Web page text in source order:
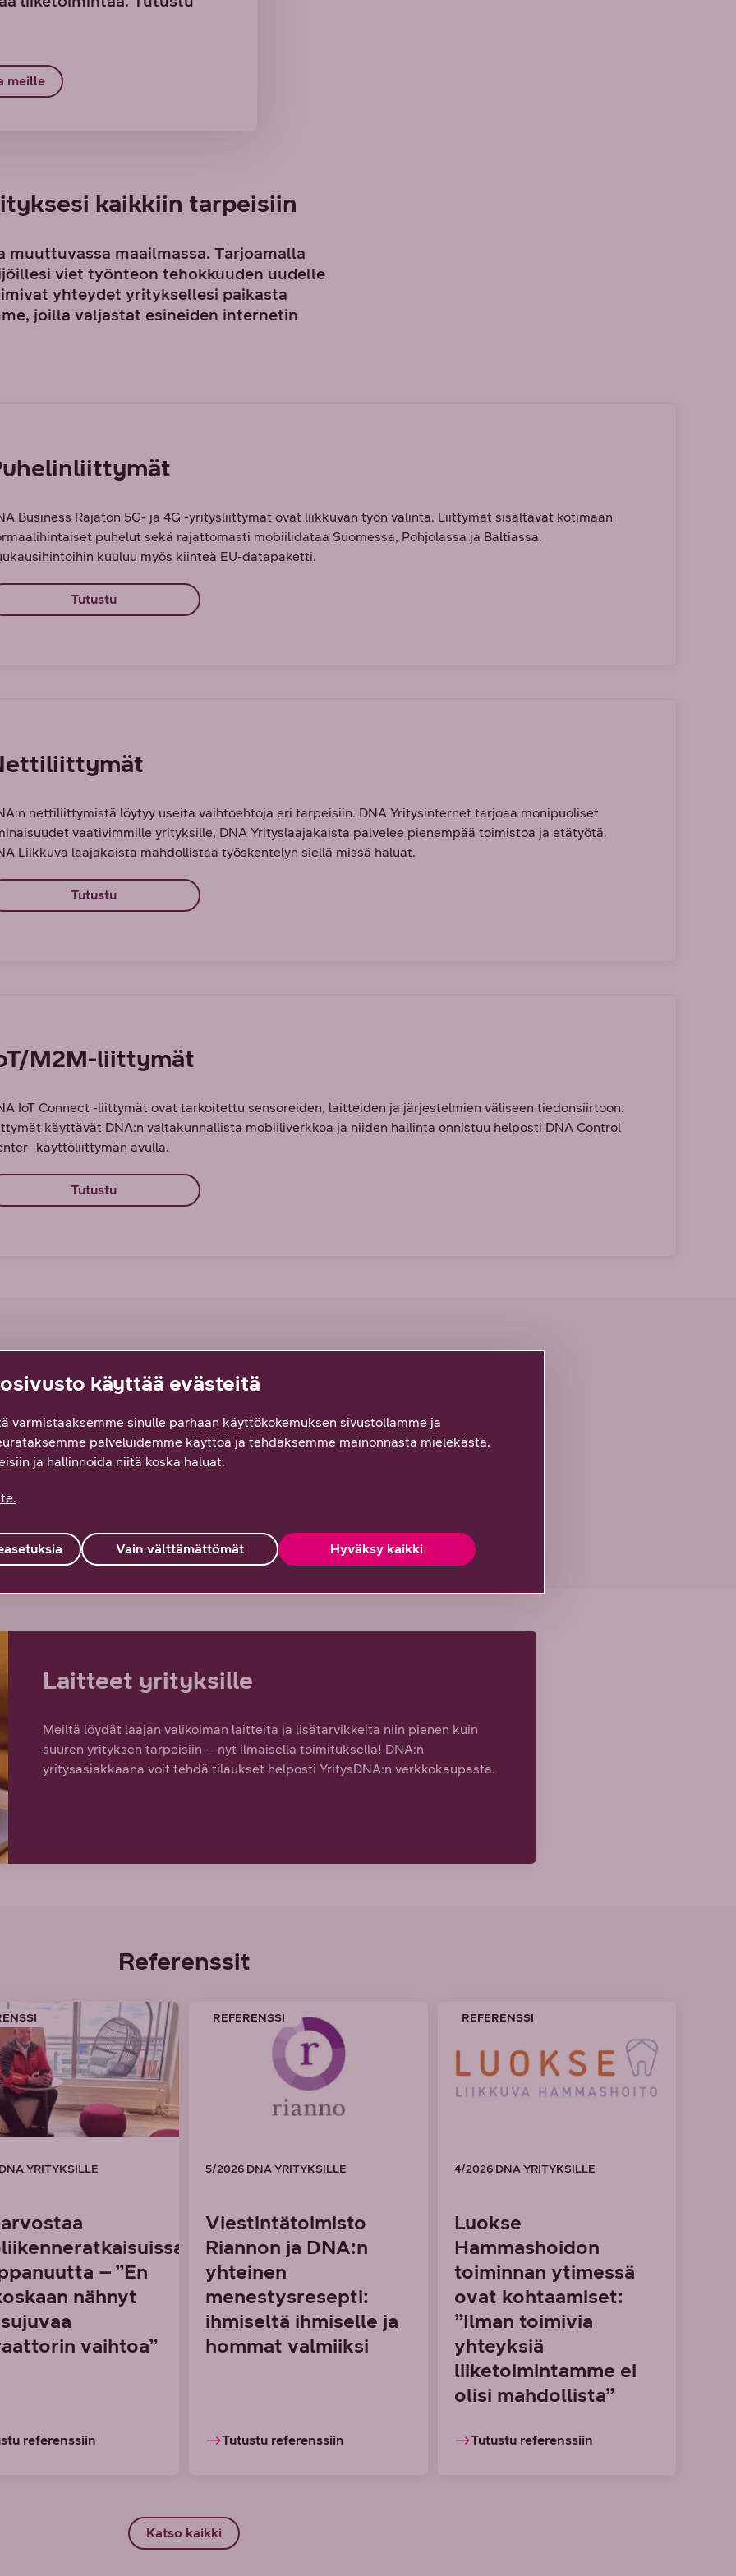
meille
kaikkiin tarpeisiin
maailmassa. Tarjoamalla
viet työnteon tehokkuuden uudelle
yhteydet yrityksellesi paikasta
joilla valjastat esineiden internetin
Business Rajaton 5G- ja 4G -yritysliittymät ovat liikkuvan työn valinta. Liittymät sisältävät kotimaan
puhelut sekä rajattomasti mobiilidataa Suomessa, Pohjolassa ja Baltiassa.
kuuluu myös kiinteä EU-datapaketti.
Tutustu
nettiliittymistä löytyy useita vaihtoehtoja eri tarpeisiin. DNA Yritysinternet tarjoaa monipuoliset
vaativimmille yrityksille, DNA Yrityslaajakaista palvelee pienempää toimistoa ja etätyötä.
Liikkuva laajakaista mahdollistaa työskentelyn siellä missä haluat.
Tutustu
M2M-liittymät
IoT Connect -liittymät ovat tarkoitettu sensoreiden, laitteiden ja järjestelmien väliseen tiedonsiirtoon.
käyttävät DNA:n valtakunnallista mobiiliverkkoa ja niiden hallinta onnistuu helposti DNA Control
-käyttöliittymän avulla.
Tutustu
kysymykset liittymistä
sopivan liittymän?
liittymiin on saatavilla?
Laitteet yrityksille
Meiltä löydät laajan valikoiman laitteita ja lisätarvikkeita niin pienen kuin
suuren yrityksen tarpeisiin – nyt ilmaisella toimituksella! DNA:n
yritysasiakkaana voit tehdä tilaukset helposti YritysDNA:n verkkokaupasta.
Referenssit
YRITYKSILLE
– ”En
nähnyt
vaihtoa”
referenssiin
REFERENSSI
5/2026 DNA YRITYKSILLE
Viestintätoimisto
Riannon ja DNA:n
yhteinen
menestysresepti:
ihmiseltä ihmiselle ja
hommat valmiiksi
Tutustu referenssiin
REFERENSSI
4/2026 DNA YRITYKSILLE
Luokse
Hammashoidon
toiminnan ytimessä
ovat kohtaamiset:
”Ilman toimivia
yhteyksiä
liiketoimintamme ei
olisi mahdollista”
Tutustu referenssiin
Katso kaikki
käyttää evästeitä
varmistaaksemme sinulle parhaan käyttökokemuksen sivustollamme ja
palveluidemme käyttöä ja tehdäksemme mainonnasta mielekästä.
ja hallinnoida niitä koska haluat.
Vain välttämättömät Hyväksy kaikki